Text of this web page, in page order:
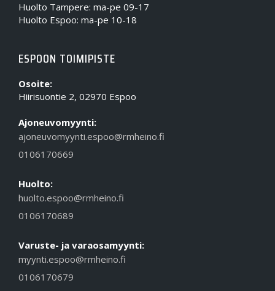
Huolto Tampere: ma-pe 09-17
Huolto Espoo: ma-pe 10-18
ESPOON TOIMIPISTE
Osoite:
Hiirisuontie 2, 02970 Espoo
Ajoneuvomyynti:
ajoneuvomyynti.espoo@rmheino.fi
0106170669
Huolto:
huolto.espoo@rmheino.fi
0106170689
Varuste- ja varaosamyynti:
myynti.espoo@rmheino.fi
0106170679